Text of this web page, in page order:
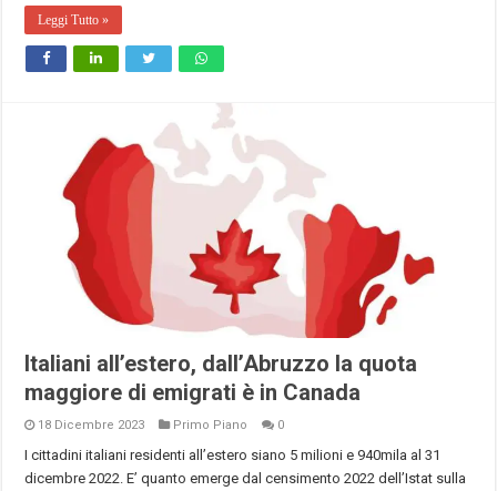
Leggi Tutto »
Italiani all’estero, dall’Abruzzo la quota
maggiore di emigrati è in Canada
18 Dicembre 2023 Primo Piano 0
I cittadini italiani residenti all’estero siano 5 milioni e 940mila al 31
dicembre 2022. E’ quanto emerge dal censimento 2022 dell’Istat sulla